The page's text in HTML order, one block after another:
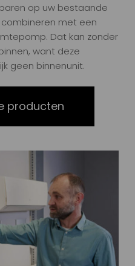
op uw bestaande
met een
Dat kan zonder
want deze
geen binnenunit.
producten